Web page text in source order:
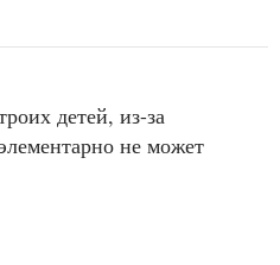
детей, из-за
не может